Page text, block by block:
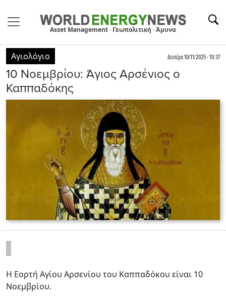
Asset Management · Γεωπολιτική · Άμυνα
Αγιολόγιο Δευτέρα 10/11/2025 - 10:37
10 Νοεμβρίου: Άγιος Αρσένιος ο
Καππαδόκης
Η Εορτή Αγίου Αρσενίου του Καππαδόκου είναι 10
Νοεμβρίου.